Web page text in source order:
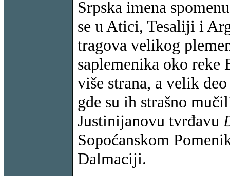
Srpska imena
se u Atici, Tesaliji i
tragova velikog
saplemenika oko
više strana, a velik
gde su ih strašno
Justinijanovu tvrđavu
Sopoćanskom
Dalmaciji.